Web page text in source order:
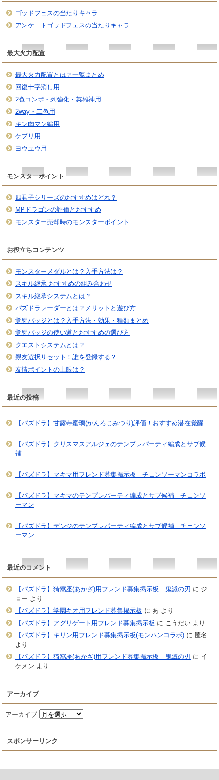
ゴッドフェスの当たりキャラ
アンケートゴッドフェスの当たりキャラ
最大火力配置
最大火力配置とは？一覧まとめ
回復十字消し用
2色コンボ・列強化・英雄神用
2way・二色用
キン肉マン編用
ケプリ用
ヨウユウ用
モンスターポイント
四君子シリーズのおすすめはどれ？
MPドラゴンの評価とおすすめ
モンスター売却時のモンスターポイント
お役立ちコンテンツ
モンスターメダルとは？入手方法は？
スキル継承 おすすめの組み合わせ
スキル継承システムとは？
パズドラレーダーとは？メリットと遊び方
覚醒バッジとは？入手方法・効果・種類まとめ
覚醒バッジの使い道とおすすめの選び方
クエストシステムとは？
親友選択リセット！誰を登録する？
友情ポイントの上限は？
最近の投稿
【パズドラ】甘露寺蜜璃(かんろじみつり)評価！おすすめ潜在覚醒
【パズドラ】クリスマスアルジェのテンプレパーティ編成とサブ候
補
【パズドラ】マキマ用フレンド募集掲示板｜チェンソーマンコラボ
【パズドラ】マキマのテンプレパーティ編成とサブ候補｜チェンソ
ーマン
【パズドラ】デンジのテンプレパーティ編成とサブ候補｜チェンソ
ーマン
最近のコメント
【パズドラ】猗窩座(あかざ)用フレンド募集掲示板｜鬼滅の刃 に ジ
ョー より
【パズドラ】学園キオ用フレンド募集掲示板 に あ より
【パズドラ】アグリゲート用フレンド募集掲示板 に こうだいより
【パズドラ】キリン用フレンド募集掲示板(モンハンコラボ)に 匿名
より
【パズドラ】猗窩座(あかざ)用フレンド募集掲示板｜鬼滅の刃 に イ
ケメン より
アーカイブ
アーカイブ
スポンサーリンク